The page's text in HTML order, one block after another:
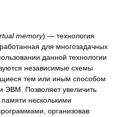
memory) — технология
для многозадачных
данной технологии
независимые схемы
тем или иным способом
ЭВМ. Позволяет увеличить
несколькими
организовав